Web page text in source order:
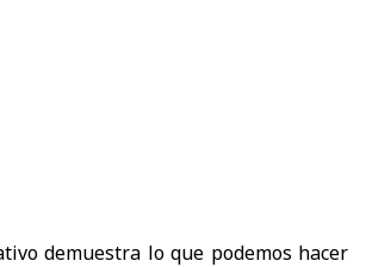
demuestra lo que podemos hacer